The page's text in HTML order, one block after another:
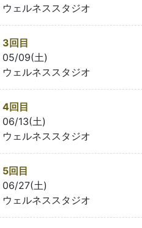
ウェルネススタジオ
3回目
05/09(土)
ウェルネススタジオ
4回目
06/13(土)
ウェルネススタジオ
5回目
06/27(土)
ウェルネススタジオ